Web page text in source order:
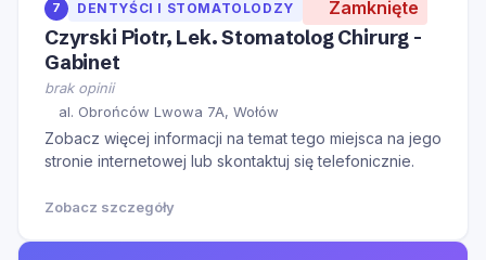
7 DENTYŚCI I STOMATOLODZY Zamknięte
Czyrski Piotr, Lek. Stomatolog Chirurg -
Gabinet
brak opinii
al. Obrońców Lwowa 7A, Wołów
Zobacz więcej informacji na temat tego miejsca na jego
stronie internetowej lub skontaktuj się telefonicznie.
Zobacz szczegóły